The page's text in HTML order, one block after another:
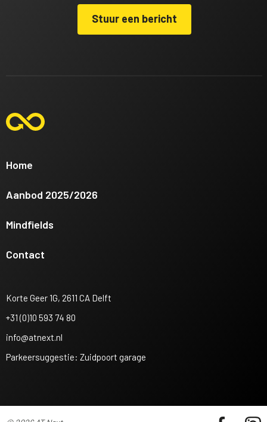
Stuur een bericht
Home
Aanbod 2025/2026
Mindfields
Contact
Korte Geer 1G, 2611 CA Delft
+31 (0)10 593 74 80
info@atnext.nl
Parkeersuggestie: Zuidpoort garage